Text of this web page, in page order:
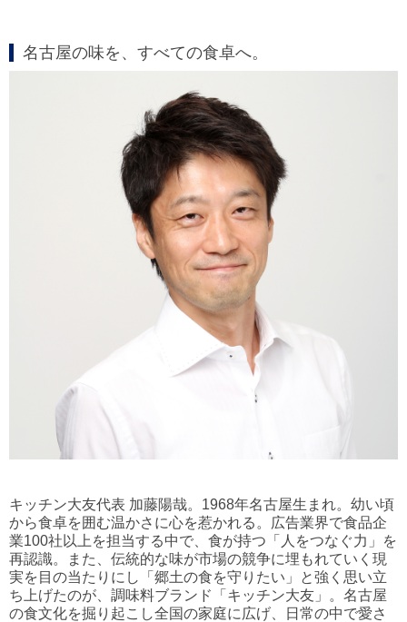
名古屋の味を、すべての食卓へ。
キッチン大友代表 加藤陽哉。1968年名古屋生まれ。幼い頃
から食卓を囲む温かさに心を惹かれる。広告業界で食品企
業100社以上を担当する中で、食が持つ「人をつなぐ力」を
再認識。また、伝統的な味が市場の競争に埋もれていく現
実を目の当たりにし「郷土の食を守りたい」と強く思い立
ち上げたのが、調味料ブランド「キッチン大友」。名古屋
の食文化を掘り起こし全国の家庭に広げ、日常の中で愛さ